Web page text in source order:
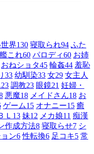
界130 寝取られ94 ふた
艦これ60 パロディ60 お姉
おねショタ45 輪姦44 羞恥
33 幼馴染33 女29 女主人
23 調教23 眼鏡21 妊婦・
悪魔18 メイドさん18 お
ゲーム15 オナニー15 癒
ＢＬ 13 妹12 メカ娘11 痴漢
作成方法8 寝取らせ7 シ
ン6 性転換6 足コキ5 常